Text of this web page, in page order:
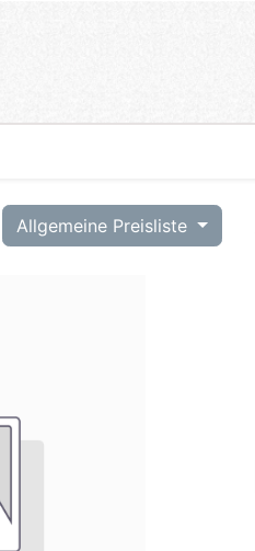
Allgemeine Preisliste